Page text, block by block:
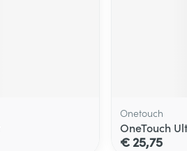
Onetouch
OneTouch
€ 25,75